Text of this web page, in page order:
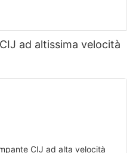
ad altissima velocità